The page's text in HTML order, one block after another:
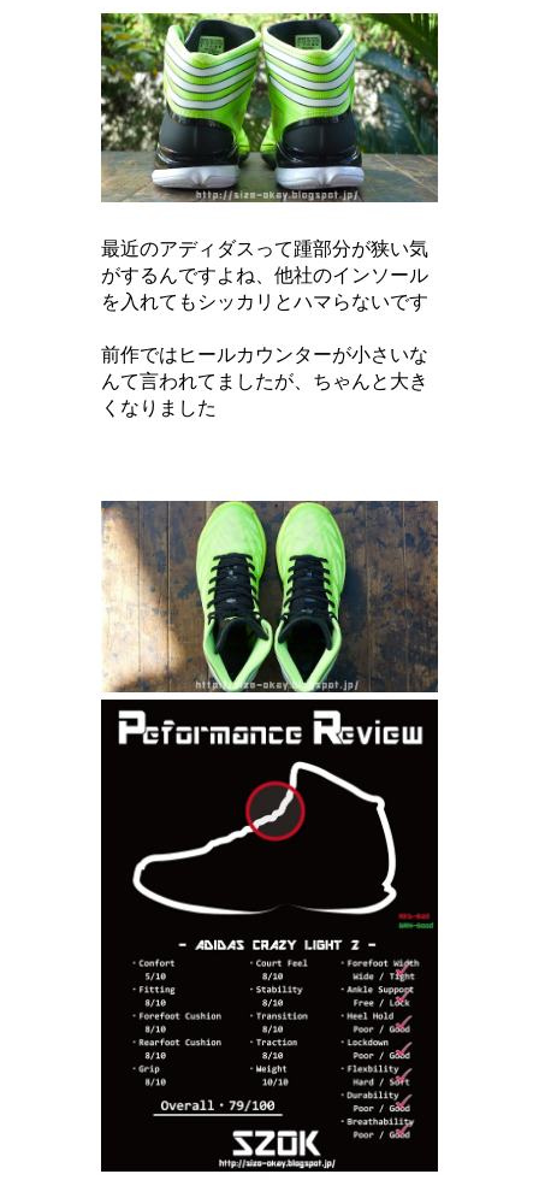
最近のアディダスって踵部分が狭い気
がするんですよね、 他社のインソール
を入れてもシッカリとハマらないです
前作ではヒールカウンターが小さいな
んて言われてましたが、ちゃんと大き
くなりました